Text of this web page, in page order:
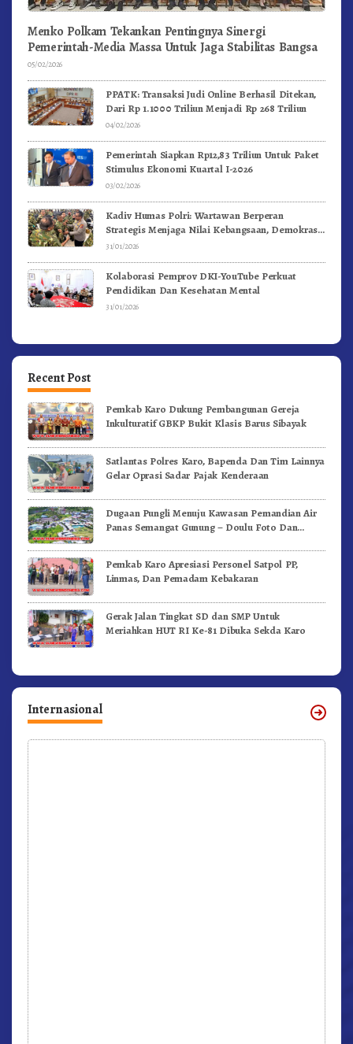
Menko Polkam Tekankan Pentingnya Sinergi
Pemerintah-Media Massa Untuk Jaga Stabilitas Bangsa
05/02/2026
PPATK: Transaksi Judi Online Berhasil Ditekan,
Dari Rp 1.1000 Triliun Menjadi Rp 268 Triliun
04/02/2026
Pemerintah Siapkan Rp12,83 Triliun Untuk Paket
Stimulus Ekonomi Kuartal I-2026
03/02/2026
Kadiv Humas Polri: Wartawan Berperan
Strategis Menjaga Nilai Kebangsaan, Demokrasi,
dan NKRI
31/01/2026
Kolaborasi Pemprov DKI-YouTube Perkuat
Pendidikan Dan Kesehatan Mental
31/01/2026
Recent Post
Pemkab Karo Dukung Pembangunan Gereja
Inkulturatif GBKP Bukit Klasis Barus Sibayak
Satlantas Polres Karo, Bapenda Dan Tim Lainnya
Gelar Oprasi Sadar Pajak Kenderaan
Dugaan Pungli Menuju Kawasan Pemandian Air
Panas Semangat Gunung – Doulu Foto Dan
Pemkab Karo Apresiasi Personel Satpol PP,
Linmas, Dan Pemadam Kebakaran
Gerak Jalan Tingkat SD dan SMP Untuk
Meriahkan HUT RI Ke-81 Dibuka Sekda Karo
Internasional